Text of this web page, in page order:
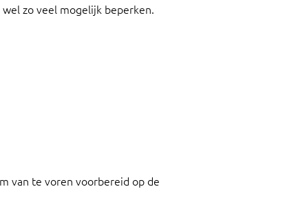
zo veel mogelijk beperken.
van te voren voorbereid op de